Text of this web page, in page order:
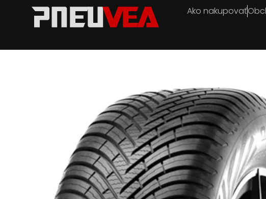
Ako nakupovať